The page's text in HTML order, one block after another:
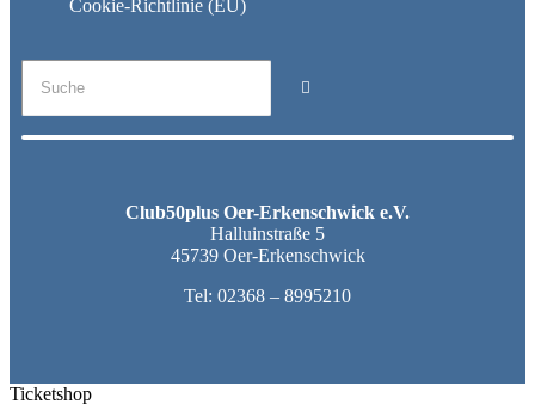
Cookie-Richtlinie (EU)
Club50plus Oer-Erkenschwick e.V.
Halluinstraße 5
45739 Oer-Erkenschwick
Tel: 02368 – 8995210
Ticketshop